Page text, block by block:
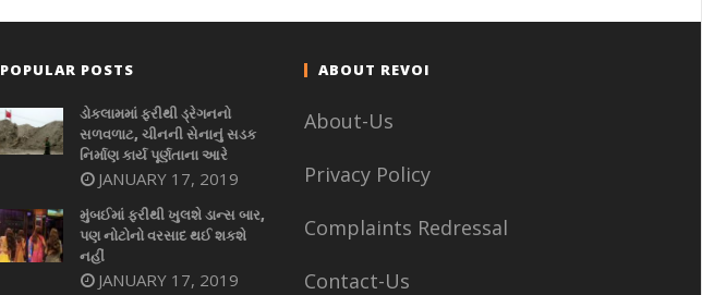
POPULAR POSTS
ડોકલામમાં ફરીથી ડ્રેગનનો
સળવળાટ, ચીનની સેનાનું સડક
નિર્માણ કાર્ય પૂર્ણતાના આરે
JANUARY 17, 2019
મુંબઈમાં ફરીથી ખુલશે ડાન્સ બાર,
પણ નોટોનો વરસાદ થઈ શકશે
નહીં
JANUARY 17, 2019
ABOUT REVOI
About-Us
Privacy Policy
Complaints Redressal
Contact-Us